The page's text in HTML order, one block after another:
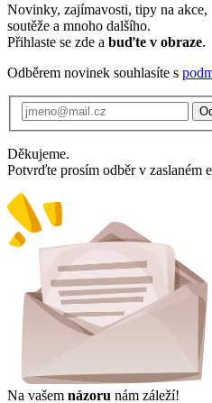
Novinky, zajímavosti, tipy na akce,
soutěže a mnoho dalšího.
Přihlaste se zde a buďte v obraze.
Odběrem novinek souhlasíte s
Děkujeme.
Potvrďte prosím odběr v zaslaném
Na vašem názoru nám záleží!